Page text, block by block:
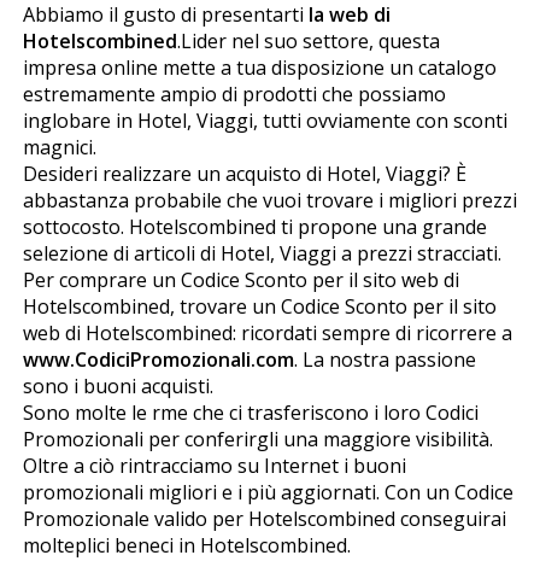
Abbiamo il gusto di presentarti la web di
Hotelscombined.Lider nel suo settore, questa
impresa online mette a tua disposizione un catalogo
estremamente ampio di prodotti che possiamo
inglobare in Hotel, Viaggi, tutti ovviamente con sconti
magnifici.
Desideri realizzare un acquisto di Hotel, Viaggi? È
abbastanza probabile che vuoi trovare i migliori prezzi
sottocosto. Hotelscombined ti propone una grande
selezione di articoli di Hotel, Viaggi a prezzi stracciati.
Per comprare un Codice Sconto per il sito web di
Hotelscombined, trovare un Codice Sconto per il sito
web di Hotelscombined: ricordati sempre di ricorrere a
www.CodiciPromozionali.com. La nostra passione
sono i buoni acquisti.
Sono molte le firme che ci trasferiscono i loro Codici
Promozionali per conferirgli una maggiore visibilità.
Oltre a ciò rintracciamo su Internet i buoni
promozionali migliori e i più aggiornati. Con un Codice
Promozionale valido per Hotelscombined conseguirai
molteplici benefici in Hotelscombined.